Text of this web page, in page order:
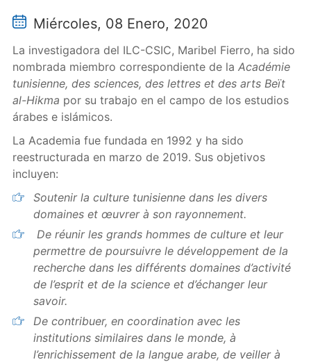
Miércoles, 08 Enero, 2020
La investigadora del ILC-CSIC, Maribel Fierro, ha sido
nombrada miembro correspondiente de la Académie
tunisienne, des sciences, des lettres et des arts Beït
al-Hikma por su trabajo en el campo de los estudios
árabes e islámicos.
La Academia fue fundada en 1992 y ha sido
reestructurada en marzo de 2019. Sus objetivos
incluyen:
Soutenir la culture tunisienne dans les divers
domaines et œuvrer à son rayonnement.
De réunir les grands hommes de culture et leur
permettre de poursuivre le développement de la
recherche dans les différents domaines d’activité
de l’esprit et de la science et d’échanger leur
savoir.
De contribuer, en coordination avec les
institutions similaires dans le monde, à
l’enrichissement de la langue arabe, de veiller à